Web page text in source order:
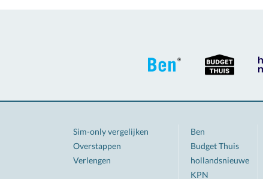
Sim-only vergelijken
Overstappen
Verlengen
Ben
Budget Thuis
hollandsnieuwe
KPN